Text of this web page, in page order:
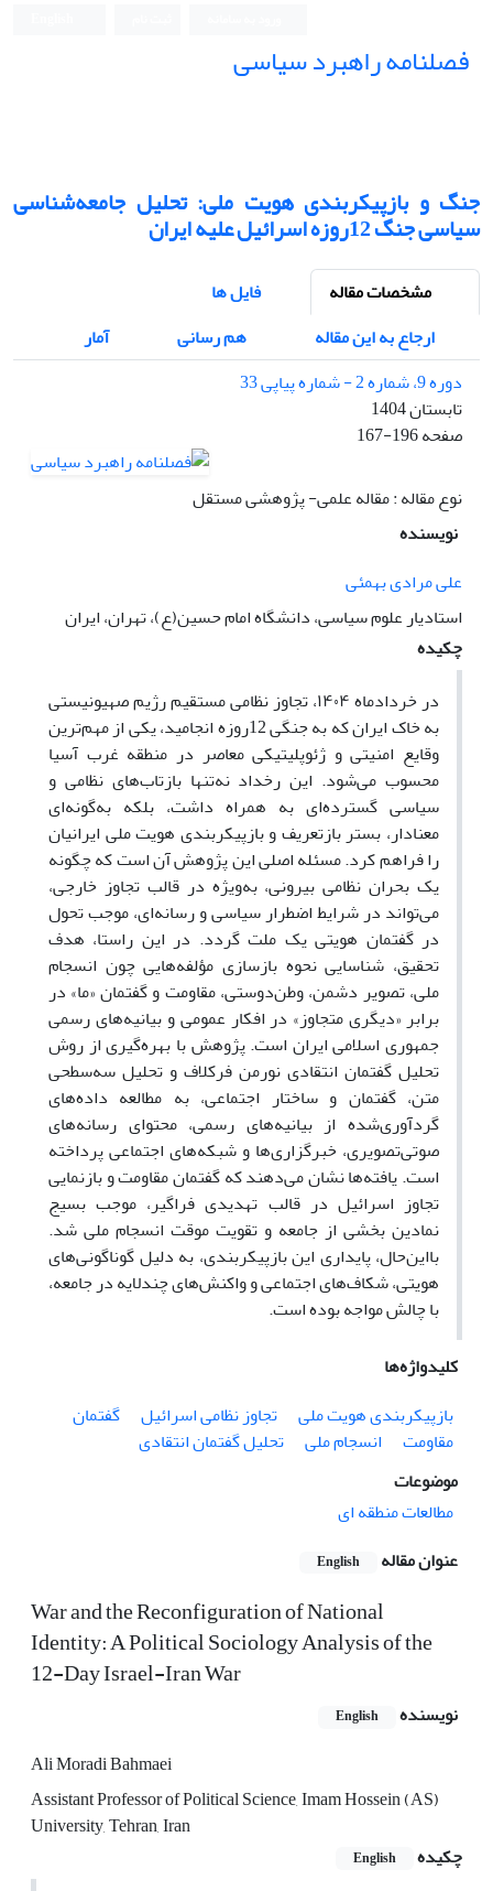
فصلنامه راهبرد سیاسی
جنگ و بازپیکربندی هویت ملی: تحلیل جامعه‌شناسی
سیاسی جنگ 12روزه اسرائیل علیه ایران
مشخصات مقاله
فایل ها
ارجاع به این مقاله
هم رسانی
آمار
دوره 9، شماره 2 - شماره پیاپی 33
تابستان 1404
صفحه167-196
نوع مقاله : مقاله علمی- پژوهشی مستقل
نویسنده
علی مرادی بهمئی
استادیار علوم سیاسی، دانشگاه امام حسین(ع)، تهران، ایران
چکیده
در خردادماه ۱۴۰۴، تجاوز نظامی مستقیم رژیم صهیونیستی
به خاک ایران که به جنگی 12روزه انجامید، یکی از مهم‌ترین
وقایع امنیتی و ژئوپلیتیکی معاصر در منطقه غرب آسیا
محسوب می‌شود. این رخداد نه‌تنها بازتاب‌های نظامی و
سیاسی گسترده‌ای به همراه داشت، بلکه به‌گونه‌ای
معنادار، بستر بازتعریف و بازپیکربندی هویت ملی ایرانیان
را فراهم کرد. مسئله‌ اصلی این پژوهش آن است که چگونه
یک بحران نظامی بیرونی، به‌ویژه در قالب تجاوز خارجی،
می‌تواند در شرایط اضطرار سیاسی و رسانه‌ای، موجب تحول
در گفتمان هویتی یک ملت گردد. در این راستا، هدف
تحقیق، شناسایی نحوه بازسازی مؤلفه‌هایی چون انسجام
ملی، تصویر دشمن، وطن‌دوستی، مقاومت و گفتمان «ما» در
برابر «دیگری متجاوز» در افکار عمومی و بیانیه‌های رسمی
جمهوری اسلامی ایران است. پژوهش با بهره‌گیری از روش
تحلیل گفتمان انتقادی نورمن فرکلاف و تحلیل سه‌سطحی
متن، گفتمان و ساختار اجتماعی، به مطالعه داده‌های
گردآوری‌شده از بیانیه‌های رسمی، محتوای رسانه‌های
صوتی‌تصویری، خبرگزاری‌ها و شبکه‌های اجتماعی پرداخته
است. یافته‌ها نشان می‌دهند که گفتمان مقاومت و بازنمایی
تجاوز اسرائیل در قالب تهدیدی فراگیر، موجب بسیج
نمادین بخشی از جامعه و تقویت موقت انسجام ملی شد.
بااین‌حال، پایداری این بازپیکربندی، به دلیل گوناگونی‌های
هویتی، شکاف‌های اجتماعی و واکنش‌های چندلایه در جامعه،
با چالش مواجه بوده است.
کلیدواژه‌ها
بازپیکربندی هویت ملی
تجاوز نظامی اسرائیل
گفتمان
مقاومت
انسجام ملی
تحلیل گفتمان انتقادی
موضوعات
مطالعات منطقه ای
عنوان مقاله
English
War and the Reconfiguration of National
Identity: A Political Sociology Analysis of the
12-Day Israel-Iran War
نویسنده English
Ali Moradi Bahmaei
Assistant Professor of Political Science, Imam Hossein (AS)
University, Tehran, Iran
چکیده
English